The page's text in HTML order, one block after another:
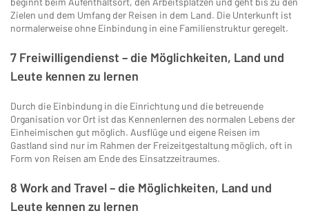
Zielen und dem Umfang der Reisen in dem Land. Die Unterkunft ist
normalerweise ohne Einbindung in eine Familienstruktur geregelt.
7 Freiwilligendienst – die Möglichkeiten, Land und
Leute kennen zu lernen
Durch die Einbindung in die Einrichtung und die betreuende
Organisation vor Ort ist das Kennenlernen des normalen Lebens der
Einheimischen gut möglich. Ausflüge und eigene Reisen im
Gastland sind nur im Rahmen der Freizeitgestaltung möglich, oft in
Form von Reisen am Ende des Einsatzzeitraumes.
8 Work and Travel – die Möglichkeiten, Land und
Leute kennen zu lernen